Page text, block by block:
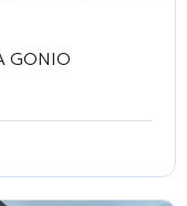
GONIO